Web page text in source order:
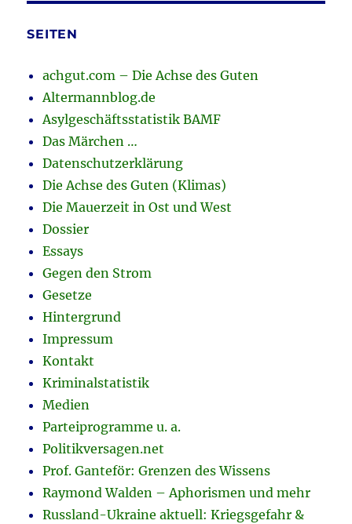
SEITEN
achgut.com – Die Achse des Guten
Altermannblog.de
Asylgeschäftsstatistik BAMF
Das Märchen …
Datenschutzerklärung
Die Achse des Guten (Klimas)
Die Mauerzeit in Ost und West
Dossier
Essays
Gegen den Strom
Gesetze
Hintergrund
Impressum
Kontakt
Kriminalstatistik
Medien
Parteiprogramme u. a.
Politikversagen.net
Prof. Ganteför: Grenzen des Wissens
Raymond Walden – Aphorismen und mehr
Russland-Ukraine aktuell: Kriegsgefahr &